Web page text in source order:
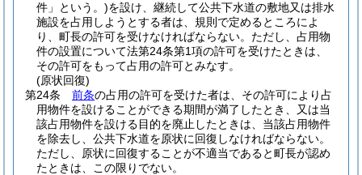
件」という。)を設け、継続して公共下水道の敷地又は排水
施設を占用しようとする者は、規則で定めるところによ
り、町長の許可を受けなければならない。 ただし、占用物
件の設置について法第24条第1項の許可を受けたときは、
その許可をもって占用の許可とみなす。
(原状回復)
第24条
前条の占用の許可を受けた者は、その許可により占
用物件を設けることができる期間が満了したとき、又は当
該占用物件を設ける目的を廃止したときは、当該占用物件
を除去し、公共下水道を原状に回復しなければならない。
ただし、原状に回復することが不適当であると町長が認め
たときは、この限りでない。